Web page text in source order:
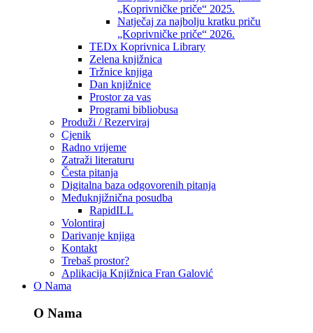
„Koprivničke priče“ 2025.
Natječaj za najbolju kratku priču
„Koprivničke priče“ 2026.
TEDx Koprivnica Library
Zelena knjižnica
Tržnice knjiga
Dan knjižnice
Prostor za vas
Programi bibliobusa
Produži / Rezerviraj
Cjenik
Radno vrijeme
Zatraži literaturu
Česta pitanja
Digitalna baza odgovorenih pitanja
Međuknjižnična posudba
RapidILL
Volontiraj
Darivanje knjiga
Kontakt
Trebaš prostor?
Aplikacija Knjižnica Fran Galović
O Nama
O Nama